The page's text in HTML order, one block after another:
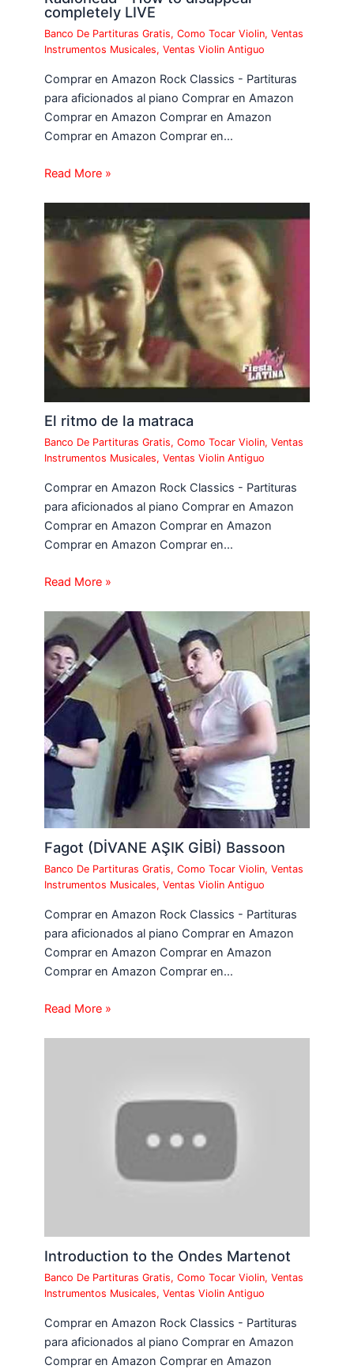
completely LIVE
Banco De Partituras Gratis,Como Tocar Violin,Ventas
Instrumentos Musicales,Ventas Violin Antiguo
Comprar en Amazon Rock Classics - Partituras
para aficionados al piano Comprar en Amazon
Comprar en Amazon Comprar en Amazon
Comprar en Amazon Comprar en…
Read More »
El ritmo de la matraca
Banco De Partituras Gratis,Como Tocar Violin,Ventas
Instrumentos Musicales,Ventas Violin Antiguo
Comprar en Amazon Rock Classics - Partituras
para aficionados al piano Comprar en Amazon
Comprar en Amazon Comprar en Amazon
Comprar en Amazon Comprar en…
Read More »
Fagot (DİVANE AŞIK GİBİ) Bassoon
Banco De Partituras Gratis,Como Tocar Violin,Ventas
Instrumentos Musicales,Ventas Violin Antiguo
Comprar en Amazon Rock Classics - Partituras
para aficionados al piano Comprar en Amazon
Comprar en Amazon Comprar en Amazon
Comprar en Amazon Comprar en…
Read More »
Introduction to the Ondes Martenot
Banco De Partituras Gratis,Como Tocar Violin,Ventas
Instrumentos Musicales,Ventas Violin Antiguo
Comprar en Amazon Rock Classics - Partituras
para aficionados al piano Comprar en Amazon
Comprar en Amazon Comprar en Amazon